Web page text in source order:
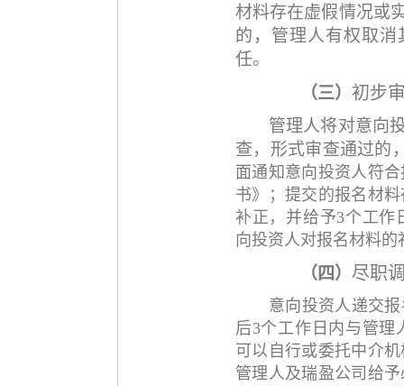
材料存在虚假情况或
的，管理人有权取
任。
（三） 初步
管理人将对意向
查，形式审查通过的
面通知意向投资人符
书》；提交的报名材
补正，并给予3个工作
向投资人对报名材料的
（四） 尽职
意向投资人递交
后3个工作日内与管理
可以自行或委托中介
管理人及瑞盈公司给